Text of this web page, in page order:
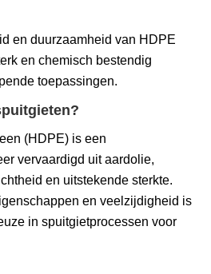
en duurzaamheid van HDPE
en chemisch bestendig
toepassingen.
(HDPE) is een
vervaardigd uit aardolie,
en uitstekende sterkte.
en veelzijdigheid is
in spuitgietprocessen voor